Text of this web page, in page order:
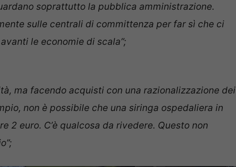
soprattutto la pubblica amministrazione.
sulle centrali di committenza per far sì che ci
le economie di scala”;
ma facendo acquisti con una razionalizzazione dei
non è possibile che una siringa ospedaliera in
2 euro. C’è qualcosa da rivedere. Questo non